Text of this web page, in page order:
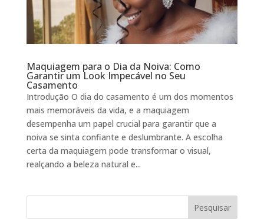
Maquiagem para o Dia da Noiva: Como
Garantir um Look Impecável no Seu
Casamento
Introdução O dia do casamento é um dos momentos
mais memoráveis da vida, e a maquiagem
desempenha um papel crucial para garantir que a
noiva se sinta confiante e deslumbrante. A escolha
certa da maquiagem pode transformar o visual,
realçando a beleza natural e...
Pesquisar